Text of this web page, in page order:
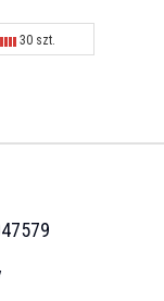
30 szt.